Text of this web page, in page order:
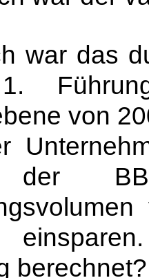
war das
von
der
berechnet?